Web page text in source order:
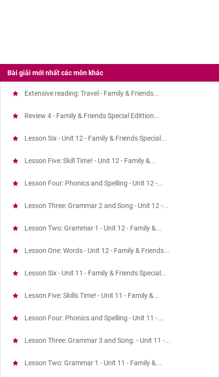
Bài giải mới nhất các môn khác
Extensive reading: Travel - Family & Friends...
Review 4 - Family & Friends Special Edittion...
Lesson Six - Unit 12 - Family & Friends Special...
Lesson Five: Skill Time! - Unit 12 - Family &...
Lesson Four: Phonics and Spelling - Unit 12 -...
Lesson Three: Grammar 2 and Song - Unit 12 -...
Lesson Two: Grammar 1 - Unit 12 - Family &...
Lesson One: Words - Unit 12 - Family & Friends...
Lesson Six - Unit 11 - Family & Friends Special...
Lesson Five: Skills Time! - Unit 11 - Family &...
Lesson Four: Phonics and Spelling - Unit 11 -...
Lesson Three: Grammar 3 and Song. - Unit 11 -...
Lesson Two: Grammar 1 - Unit 11 - Family &...